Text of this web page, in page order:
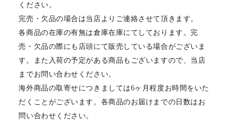
ください。
完売・欠品の場合は当店よりご連絡させて頂きます。
各商品の在庫の有無は倉庫在庫にてしております。完
売・欠品の際にも店頭にて販売している場合がございま
す。また入荷の予定がある商品もございますので、当店
までお問い合わせください。
海外商品の取寄せにつきましては6ヶ月程度お時間をいた
だくことがございます。各商品のお届けまでの日数はお
問い合わせください。